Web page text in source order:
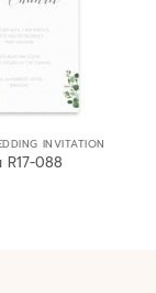
INVITATION
R17-088